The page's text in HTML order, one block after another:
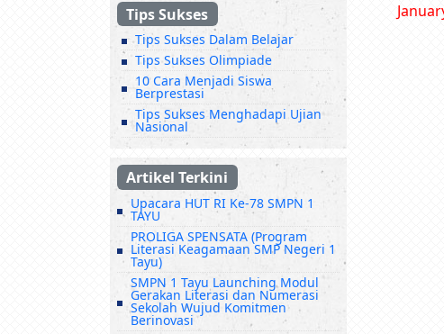
Tips Sukses
Tips Sukses Dalam Belajar
Tips Sukses Olimpiade
10 Cara Menjadi Siswa
Berprestasi
Tips Sukses Menghadapi Ujian
Nasional
Artikel Terkini
Upacara HUT RI Ke-78 SMPN 1
TAYU
PROLIGA SPENSATA (Program
Literasi Keagamaan SMP Negeri 1
Tayu)
SMPN 1 Tayu Launching Modul
Gerakan Literasi dan Numerasi
Sekolah Wujud Komitmen
Berinovasi